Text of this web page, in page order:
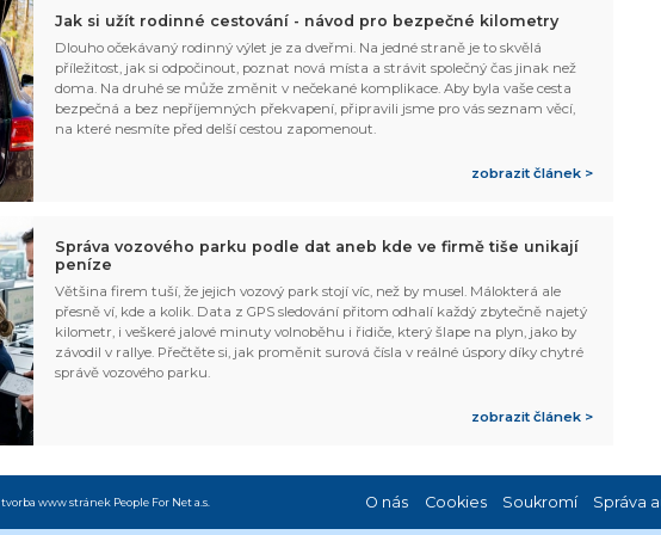
Jak si užít rodinné cestování - návod pro bezpečné kilometry
Dlouho očekávaný rodinný výlet je za dveřmi. Na jedné straně je to skvělá
příležitost, jak si odpočinout, poznat nová místa a strávit společný čas jinak než
doma. Na druhé se může změnit v nečekané komplikace. Aby byla vaše cesta
bezpečná a bez nepříjemných překvapení, připravili jsme pro vás seznam věcí,
na které nesmíte před delší cestou zapomenout.
zobrazit článek >
Správa vozového parku podle dat aneb kde ve firmě tiše unikají
peníze
Většina firem tuší, že jejich vozový park stojí víc, než by musel. Málokterá ale
přesně ví, kde a kolik. Data z GPS sledování přitom odhalí každý zbytečně najetý
kilometr, i veškeré jalové minuty volnoběhu i řidiče, který šlape na plyn, jako by
závodil v rallye. Přečtěte si, jak proměnit surová čísla v reálné úspory díky chytré
správě vozového parku.
zobrazit článek >
tvorba www stránek People For Net a.s. O nás Cookies Soukromí Správa